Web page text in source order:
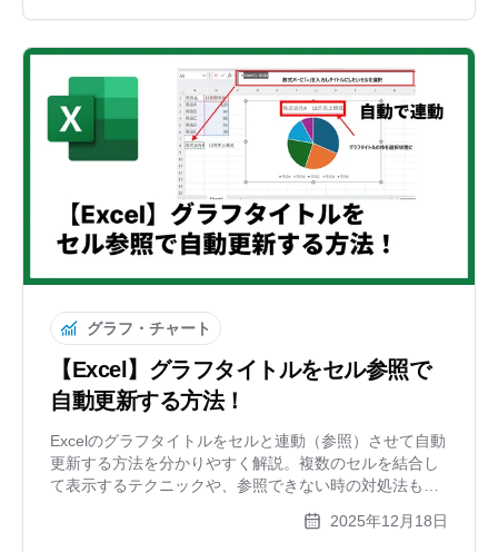
グラフ・チャート
【Excel】グラフタイトルをセル参照で
自動更新する方法！
Excelのグラフタイトルをセルと連動（参照）させて自動
更新する方法を分かりやすく解説。複数のセルを結合し
て表示するテクニックや、参照できない時の対処法も紹
2025年12月18日